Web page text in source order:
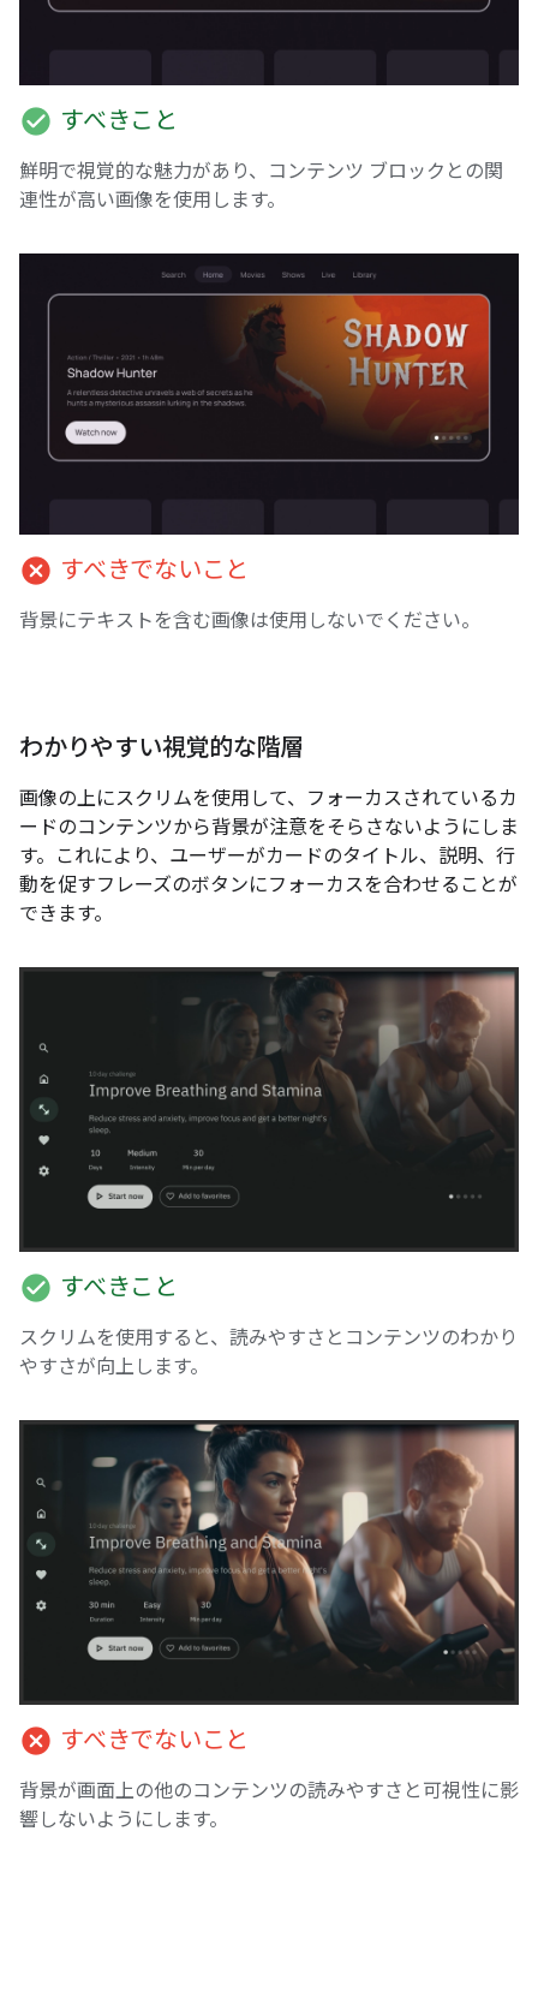
check_circle すべきこと
鮮明で視覚的な魅力があり、コンテンツ ブロックとの関
連性が高い画像を使用します。
cancel すべきでないこと
背景にテキストを含む画像は使用しないでください。
わかりやすい視覚的な階層
画像の上にスクリムを使用して、フォーカスされているカ
ードのコンテンツから背景が注意をそらさないようにしま
す。これにより、ユーザーがカードのタイトル、説明、行
動を促すフレーズのボタンにフォーカスを合わせることが
できます。
check_circle すべきこと
スクリムを使用すると、読みやすさとコンテンツのわかり
やすさが向上します。
cancel すべきでないこと
背景が画面上の他のコンテンツの読みやすさと可視性に影
響しないようにします。